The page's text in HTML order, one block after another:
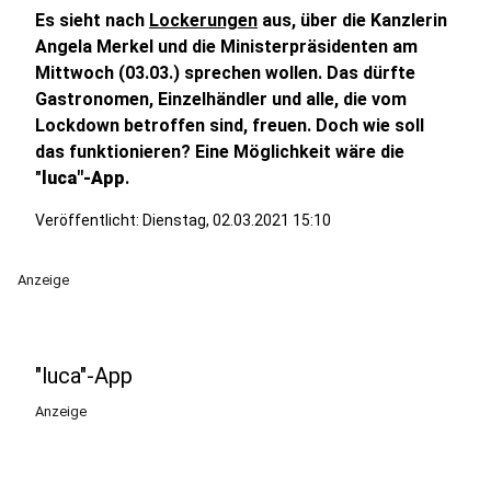
Es sieht nach Lockerungen aus, über die Kanzlerin
Angela Merkel und die Ministerpräsidenten am
Mittwoch (03.03.) sprechen wollen. Das dürfte
Gastronomen, Einzelhändler und alle, die vom
Lockdown betroffen sind, freuen. Doch wie soll
das funktionieren? Eine Möglichkeit wäre die
" luca"-App.
Veröffentlicht: Dienstag, 02.03.2021 15:10
Anzeige
"luca"-App
Anzeige